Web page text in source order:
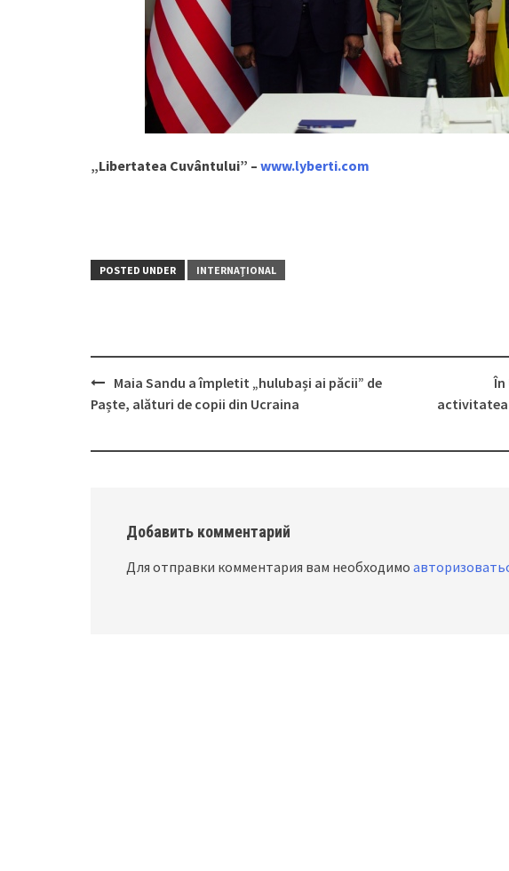
„Libertatea Cuvântului” – www.lyberti.com
POSTED UNDER INTERNAŢIONAL
Post
Maia Sandu a împletit „hulubași ai păcii” de
Paște, alături de copii din Ucraina
În
activitatea
Добавить комментарий
Для отправки комментария вам необходимо